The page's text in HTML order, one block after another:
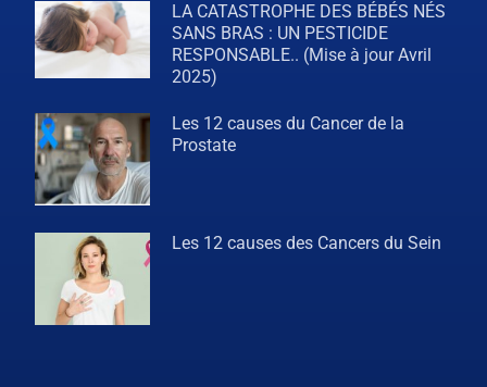
LA CATASTROPHE DES BÉBÉS NÉS
SANS BRAS : UN PESTICIDE
RESPONSABLE.. (Mise à jour Avril
2025)
Les 12 causes du Cancer de la
Prostate
Les 12 causes des Cancers du Sein